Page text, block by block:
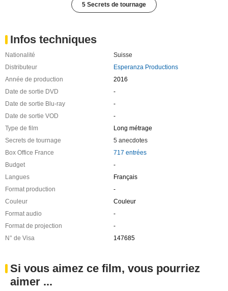
5 Secrets de tournage
Infos techniques
Nationalité
Suisse
Distributeur
Esperanza Productions
Année de production
2016
Date de sortie DVD
-
Date de sortie Blu-ray
-
Date de sortie VOD
-
Type de film
Long métrage
Secrets de tournage
5 anecdotes
Box Office France
717 entrées
Budget
-
Langues
Français
Format production
-
Couleur
Couleur
Format audio
-
Format de projection
-
N° de Visa
147685
Si vous aimez ce film, vous pourriez
aimer ...